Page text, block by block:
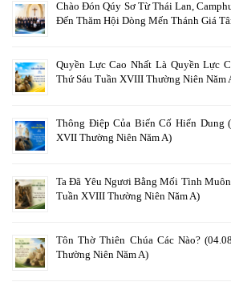
Chào Đón Qúy Sơ Từ Thái Lan,
Đến Thăm Hội Dòng Mến Thánh Giá
Quyền Lực Cao Nhất Là Quyền Lực
Thứ Sáu Tuần XVIII Thường Niên Năm
Thông Điệp Của Biến Cố Hiển Dung
XVII Thường Niên Năm A)
Ta Đã Yêu Ngươi Bằng Mối Tình
Tuần XVIII Thường Niên Năm A)
Tôn Thờ Thiên Chúa Các Nào?
Thường Niên Năm A)